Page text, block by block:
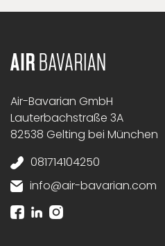
Air-Bavarian GmbH
Lauterbachstraße 3A
82538 Gelting bei München
081714104250
info@air-bavarian.com